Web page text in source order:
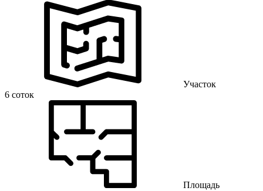
Участок
6 соток
Площадь